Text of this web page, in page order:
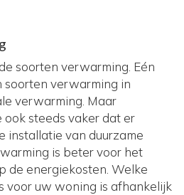
soorten verwarming. Eén
soorten verwarming in
verwarming. Maar
steeds vaker dat er
installatie van duurzame
is beter voor het
de energiekosten. Welke
voor uw woning is afhankelijk